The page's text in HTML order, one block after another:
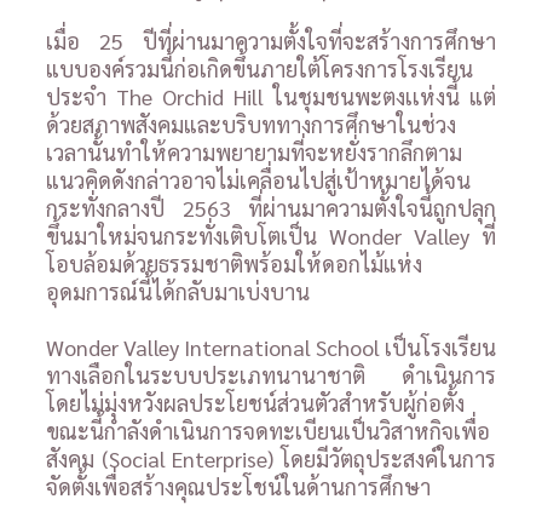
เมื่อ 25 ปีที่ผ่านมาความตั้งใจที่จะสร้างการศึกษา
แบบองค์รวมนี้ก่อเกิดขึ้นภายใต้โครงการโรงเรียน
ประจำ The Orchid Hill ในชุมชนพะตงเเห่งนี้ แต่
ด้วยสภาพสังคมและบริบททางการศึกษาในช่วง
เวลานั้นทำให้ความพยายามที่จะหยั่งรากลึกตาม
แนวคิดดังกล่าวอาจไม่เคลื่อนไปสู่เป้าหมายได้จน
กระทั่งกลางปี 2563 ที่ผ่านมาความตั้งใจนี้ถูกปลุก
ขึ้นมาใหม่จนกระทั่งเติบโตเป็น Wonder Valley ที่
โอบล้อมด้วยธรรมชาติพร้อมให้ดอกไม้แห่ง
อุดมการณ์นี้ได้กลับมาเบ่งบาน
Wonder Valley International School เป็นโรงเรียน
ทางเลือกในระบบประเภทนานาชาติ ดำเนินการ
โดยไม่มุ่งหวังผลประโยชน์ส่วนตัวสำหรับผู้ก่อตั้ง
ขณะนี้กำลังดำเนินการจดทะเบียนเป็นวิสาหกิจเพื่อ
สังคม (Social Enterprise) โดยมีวัตถุประสงค์ในการ
จัดตั้งเพื่อสร้างคุณประโชน์ในด้านการศึกษา